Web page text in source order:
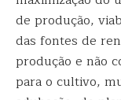
de produção,
das fontes de
produção e não
para o cultivo,